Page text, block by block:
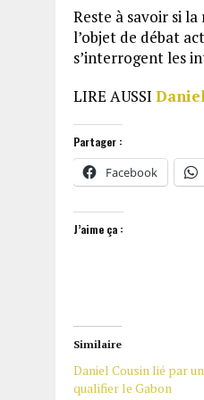
Reste à savoir si
l’objet de débat
s’interrogent les
LIRE AUSSI
Partager :
Facebook
J’aime ça :
Similaire
Daniel Cousin lié par
qualifier le Gabon